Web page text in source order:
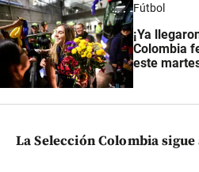
Fútbol
¡Ya
Colombia
este
La Selección Colombia